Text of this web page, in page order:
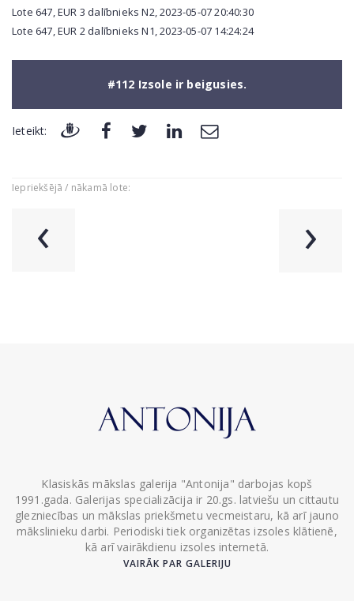
Lote 647, EUR 3 dalībnieks N2, 2023-05-07 20:40:30
Lote 647, EUR 2 dalībnieks N1, 2023-05-07 14:24:24
#112 Izsole ir beigusies.
Ieteikt:
Iepriekšējā / nākamā lote:
‹ ›
Klasiskās mākslas galerija "Antonija" darbojas kopš
1991.gada. Galerijas specializācija ir 20.gs. latviešu un cittautu
glezniecības un mākslas priekšmetu vecmeistaru, kā arī jauno
mākslinieku darbi. Periodiski tiek organizētas izsoles klātienē,
kā arī vairākdienu izsoles internetā.
VAIRĀK PAR GALERIJU